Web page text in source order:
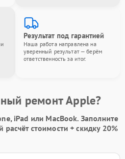
Результат под гарантией
Наша работа направлена на
уверенный результат — берём
ответственность за итог.
ремонт Apple?
iPad или MacBook. Заполните
расчёт стоимости +скидку 20%